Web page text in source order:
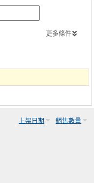
更多條件
上架日期 銷售數量